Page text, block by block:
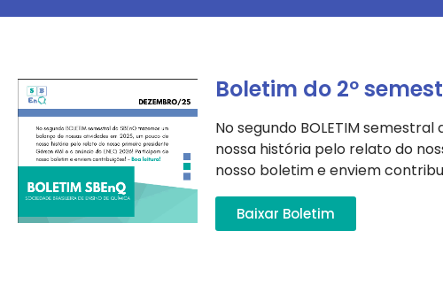
Boletim do 2º
No segundo BOLETIM
nossa história pelo relato do
nosso boletim e enviem
Baixar Boletim